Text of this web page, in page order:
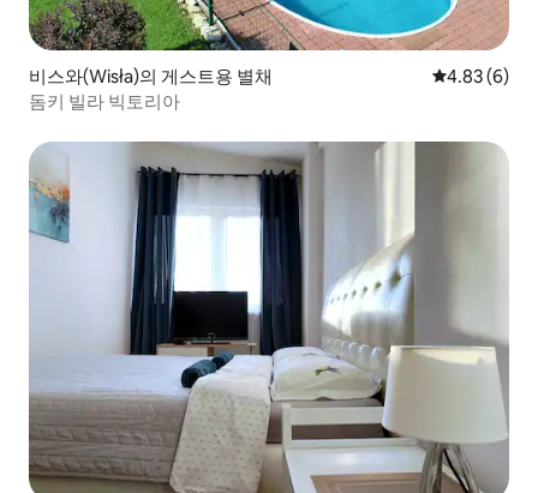
비스와(Wisła)의 게스트용 별채 평점 4.83점
4.83 (6)
돔키 빌라 빅토리아